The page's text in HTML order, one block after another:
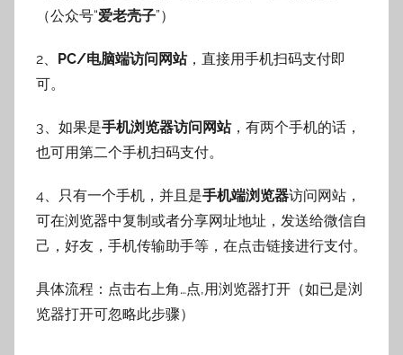
（公众号“爱老壳子”）
2、 PC/电脑端访问网站，直接用手机扫码支付即
可。
3、如果是手机浏览器访问网站，有两个手机的话，
也可用第二个手机扫码支付。
4、只有一个手机，并且是手机端浏览器访问网站，
可在浏览器中复制或者分享网址地址，发送给微信自
己，好友，手机传输助手等，在点击链接进行支付。
具体流程：点击右上角…点,用浏览器打开（如已是浏
览器打开可忽略此步骤）